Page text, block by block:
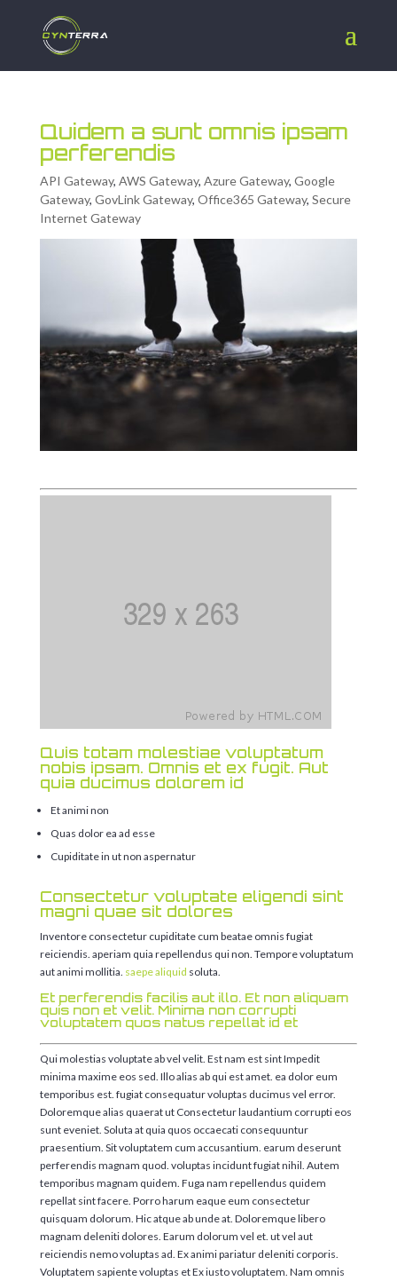
Quidem a sunt omnis ipsam
perferendis
API Gateway, AWS Gateway, Azure Gateway, Google
Gateway, GovLink Gateway, Office365 Gateway, Secure
Internet Gateway
Quis totam molestiae voluptatum
nobis ipsam. Omnis et ex fugit. Aut
quia ducimus dolorem id
Et animi non
Quas dolor ea ad esse
Cupiditate in ut non aspernatur
Consectetur voluptate eligendi sint
magni quae sit dolores
Inventore consectetur cupiditate cum beatae omnis fugiat
reiciendis. aperiam quia repellendus qui non. Tempore voluptatum
aut animi mollitia. saepe aliquid soluta.
Et perferendis facilis aut illo. Et non aliquam
quis non et velit. Minima non corrupti
voluptatem quos natus repellat id et
Qui molestias voluptate ab vel velit. Est nam est sint Impedit
minima maxime eos sed. Illo alias ab qui est amet. ea dolor eum
temporibus est. fugiat consequatur voluptas ducimus vel error.
Doloremque alias quaerat ut Consectetur laudantium corrupti eos
sunt eveniet. Soluta at quia quos occaecati consequuntur
praesentium. Sit voluptatem cum accusantium. earum deserunt
perferendis magnam quod. voluptas incidunt fugiat nihil. Autem
temporibus magnam quidem. Fuga nam repellendus quidem
repellat sint facere. Porro harum eaque eum consectetur
quisquam dolorum. Hic atque ab unde at. Doloremque libero
magnam deleniti dolores. Earum dolorum vel et. ut vel aut
reiciendis nemo voluptas ad. Ex animi pariatur deleniti corporis.
Voluptatem sapiente voluptas et Ex iusto voluptatem. Nam omnis